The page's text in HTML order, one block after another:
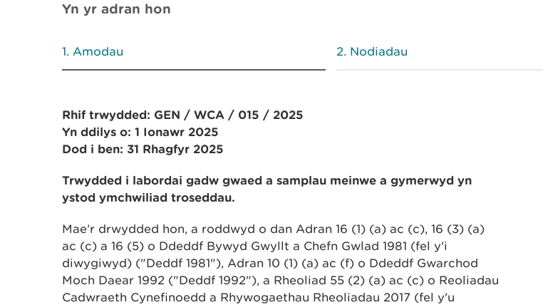
Yn yr adran hon
Amodau Nodiadau
Rhif trwydded: GEN / WCA / 015 / 2025
Yn ddilys o: 1 Ionawr 2025
Dod i ben: 31 Rhagfyr 2025
Trwydded i labordai gadw gwaed a samplau meinwe a gymerwyd yn
ystod ymchwiliad troseddau.
Mae’r drwydded hon, a roddwyd o dan Adran 16 (1) (a) ac (c), 16 (3) (a)
ac (c) a 16 (5) o Ddeddf Bywyd Gwyllt a Chefn Gwlad 1981 (fel y'i
diwygiwyd) ("Deddf 1981"), Adran 10 (1) (a) ac (f) o Ddeddf Gwarchod
Moch Daear 1992 ("Deddf 1992"), a Rheoliad 55 (2) (a) ac (c) o Reoliadau
Cadwraeth Cynefinoedd a Rhywogaethau Rheoliadau 2017 (fel y'u